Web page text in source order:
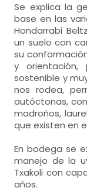
Se explica la
base en las
Hondarrabi
un suelo con
su
y
sostenible y
nos rodea,
autóctonas,
madroños,
que existen en
En bodega se
manejo de la
Txakoli con
años.